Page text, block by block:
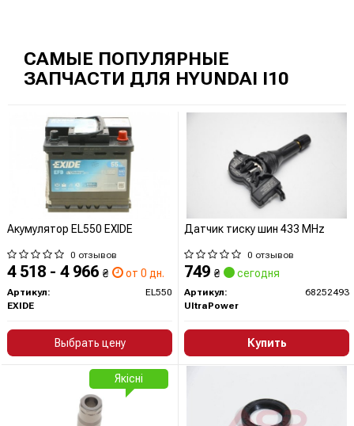
САМЫЕ ПОПУЛЯРНЫЕ
ЗАПЧАСТИ ДЛЯ HYUNDAI I10
Акумулятор EL550 EXIDE
0 отзывов
4 518 - 4 966 ₴ от 0 дн.
Артикул:
EL550
EXIDE
Выбрать цену
Датчик тиску шин 433 MHz
0 отзывов
749 ₴ сегодня
Артикул:
68252493
UltraPower
Купить
Якісні